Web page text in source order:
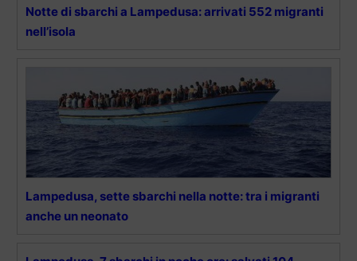
Notte di sbarchi a Lampedusa: arrivati 552 migranti
nell’isola
Lampedusa, sette sbarchi nella notte: tra i migranti
anche un neonato